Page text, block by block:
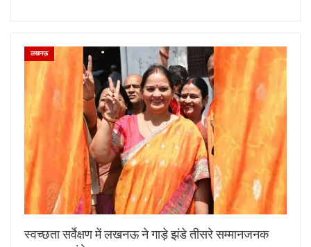
लखनऊ
स्वच्छता सर्वेक्षण में लखनऊ ने गाड़े झंडे तीसरे सम्मानजनक